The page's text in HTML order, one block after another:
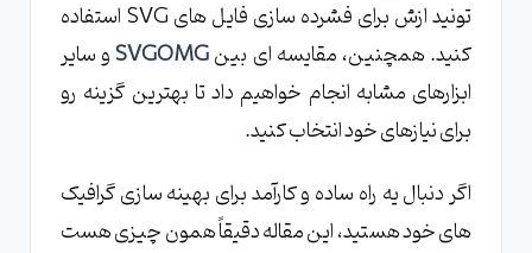
آپلود و آماده سازی فایل SVG برای بهینه سازی
تنظیمات مختلف برای کاهش حجم فایل ها
دانلود و ذخیره فایل های بهینه شده
سازی SVG
مقایسه با SVGO: کدام بهتر است؟
تونید ازش برای فشرده سازی فایل های SVG استفاده
کنید. همچنین، مقایسه ای بین SVGOMGو سایر
ابزارهای مشابه انجام خواهیم داد تا بهترین گزینه رو
برای نیازهای خود انتخاب کنید.
اگر دنبال یه راه ساده و کارآمد برای بهینه سازی گرافیک
های خود هستید، این مقاله دقیقاً همون چیزی هست